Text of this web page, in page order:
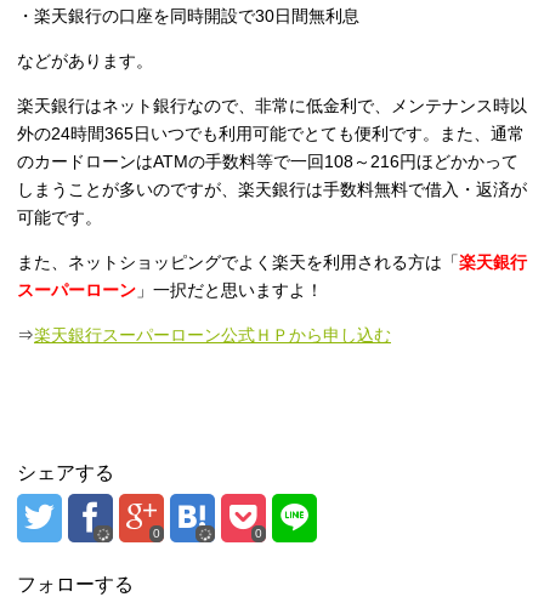
・楽天銀行の口座を同時開設で30日間無利息
などがあります。
楽天銀行はネット銀行なので、非常に低金利で、メンテナンス時以
外の24時間365日いつでも利用可能でとても便利です。また、通常
のカードローンはATMの手数料等で一回108～216円ほどかかって
しまうことが多いのですが、楽天銀行は手数料無料で借入・返済が
可能です。
また、ネットショッピングでよく楽天を利用される方は「楽天銀行
スーパーローン 」一択だと思いますよ！
⇒楽天銀行スーパーローン公式ＨＰから申し込む
シェアする
0 0
フォローする